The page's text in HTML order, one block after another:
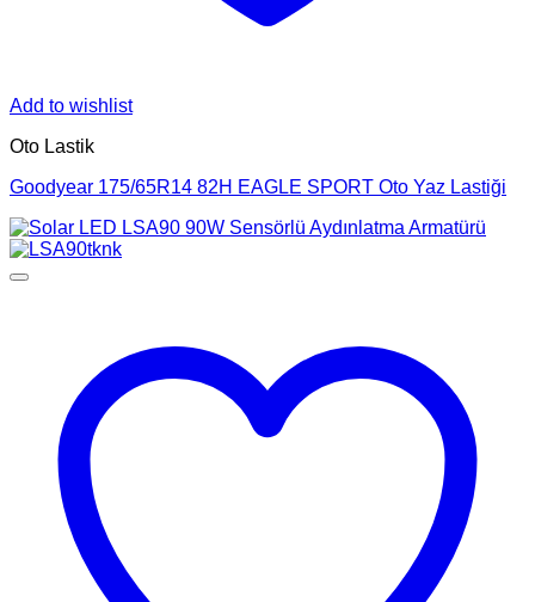
Add to wishlist
Oto Lastik
Goodyear 175/65R14 82H EAGLE SPORT Oto Yaz Lastiği